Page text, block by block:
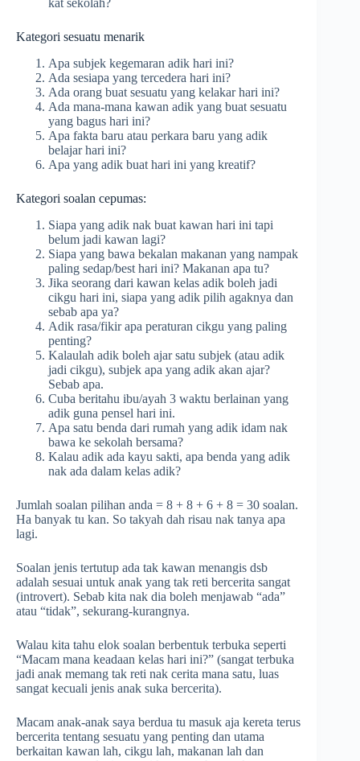
kat sekolah?
Kategori sesuatu menarik
Apa subjek kegemaran adik hari ini?
Ada sesiapa yang tercedera hari ini?
Ada orang buat sesuatu yang kelakar hari ini?
Ada mana-mana kawan adik yang buat sesuatu
yang bagus hari ini?
Apa fakta baru atau perkara baru yang adik
belajar hari ini?
Apa yang adik buat hari ini yang kreatif?
Kategori soalan cepumas:
Siapa yang adik nak buat kawan hari ini tapi
belum jadi kawan lagi?
Siapa yang bawa bekalan makanan yang nampak
paling sedap/best hari ini? Makanan apa tu?
Jika seorang dari kawan kelas adik boleh jadi
cikgu hari ini, siapa yang adik pilih agaknya dan
sebab apa ya?
Adik rasa/fikir apa peraturan cikgu yang paling
penting?
Kalaulah adik boleh ajar satu subjek (atau adik
jadi cikgu), subjek apa yang adik akan ajar?
Sebab apa.
Cuba beritahu ibu/ayah 3 waktu berlainan yang
adik guna pensel hari ini.
Apa satu benda dari rumah yang adik idam nak
bawa ke sekolah bersama?
Kalau adik ada kayu sakti, apa benda yang adik
nak ada dalam kelas adik?
Jumlah soalan pilihan anda = 8 + 8 + 6 + 8 = 30 soalan.
Ha banyak tu kan. So takyah dah risau nak tanya apa
lagi.
Soalan jenis tertutup ada tak kawan menangis dsb
adalah sesuai untuk anak yang tak reti bercerita sangat
(introvert). Sebab kita nak dia boleh menjawab “ada”
atau “tidak”, sekurang-kurangnya.
Walau kita tahu elok soalan berbentuk terbuka seperti
“Macam mana keadaan kelas hari ini?” (sangat terbuka
jadi anak memang tak reti nak cerita mana satu, luas
sangat kecuali jenis anak suka bercerita).
Macam anak-anak saya berdua tu masuk aja kereta terus
bercerita tentang sesuatu yang penting dan utama
berkaitan kawan lah, cikgu lah, makanan lah dan